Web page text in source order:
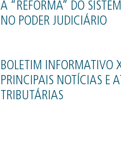
A “REFORMA” DO
NO PODER JUDICIÁRIO
BOLETIM INFORMATIVO
PRINCIPAIS NOTÍCIAS E
TRIBUTÁRIAS